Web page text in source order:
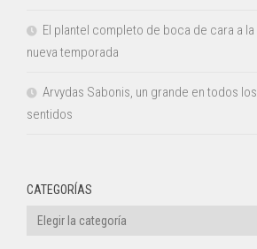
El plantel completo de boca de cara a la
nueva temporada
Arvydas Sabonis, un grande en todos los
sentidos
CATEGORÍAS
Categorías